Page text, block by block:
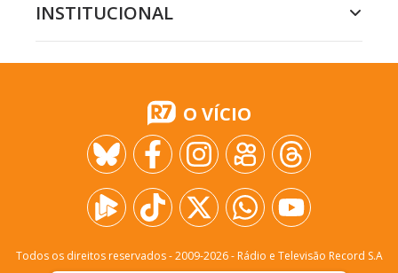
INSTITUCIONAL
O VÍCIO
Todos os direitos reservados - 2009-2026- Rádio e Televisão Record S.A